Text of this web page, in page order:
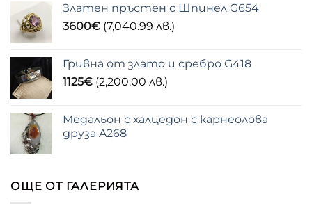
Златен пръстен с Шпинел G654
3600€ (7,040.99 лв.)
Гривна от злато и сребро G418
1125€ (2,200.00 лв.)
Медальон с халцедон с карнеолова
друза A268
ОЩЕ ОТ ГАЛЕРИЯТА